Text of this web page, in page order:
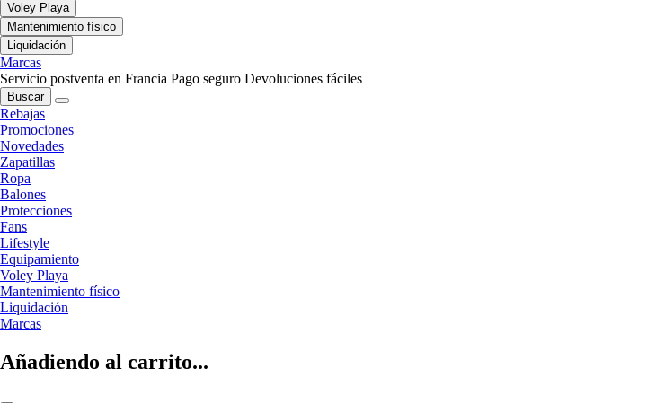
Voley Playa
Mantenimiento físico
Liquidación
Marcas
Servicio postventa en Francia Pago seguro Devoluciones fáciles
Buscar
Rebajas
Promociones
Novedades
Zapatillas
Ropa
Balones
Protecciones
Fans
Lifestyle
Equipamiento
Voley Playa
Mantenimiento físico
Liquidación
Marcas
Añadiendo al carrito...